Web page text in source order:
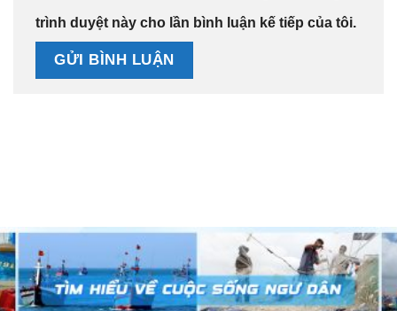
trình duyệt này cho lần bình luận kế tiếp của tôi.